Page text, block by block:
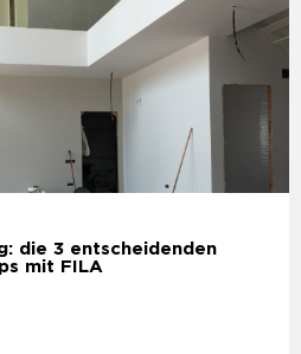
die 3 entscheidenden
mit FILA